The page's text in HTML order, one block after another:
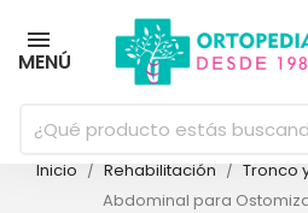
MENÚ
Inicio Rehabilitación Tronco
Abdominal para